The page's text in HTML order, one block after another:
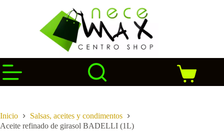
Carro
de
Inicio
Salsas, aceites y condimentos
Aceite refinado de girasol BADELLI (1L)